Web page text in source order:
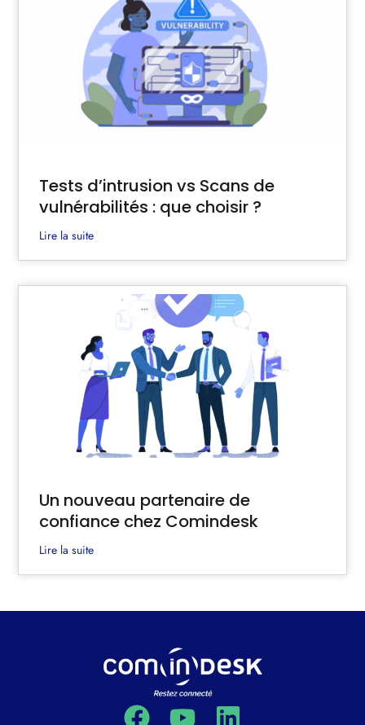
Tests d’intrusion vs Scans de
vulnérabilités : que choisir ?
Lire la suite
Un nouveau partenaire de
confiance chez Comindesk
Lire la suite